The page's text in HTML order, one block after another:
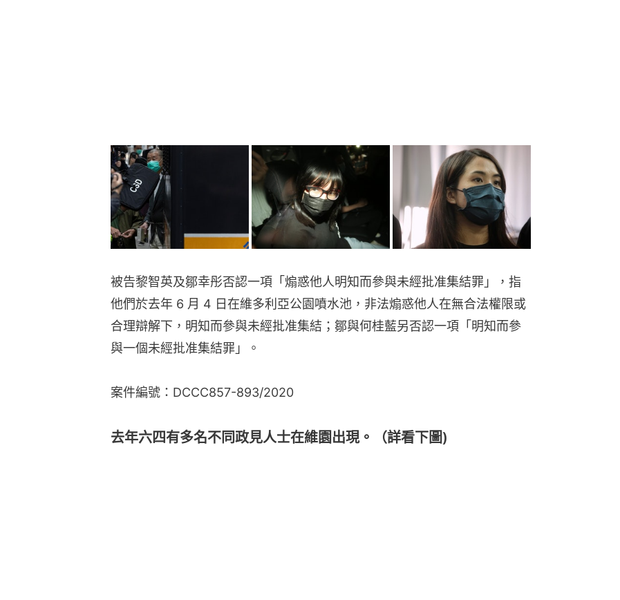
被告黎智英及鄒幸彤否認一項「煽惑他人明知而參與未經批准集結罪」，指
他們於去年 6 月 4 日在維多利亞公園噴水池，非法煽惑他人在無合法權限或
合理辯解下，明知而參與未經批准集結；鄒與何桂藍另否認一項「明知而參
與一個未經批准集結罪」。
案件編號：DCCC857-893/2020
去年六四有多名不同政見人士在維園出現。（詳看下圖)